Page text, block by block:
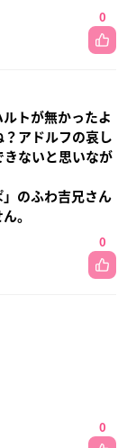
0
ルトが無かったよ
アドルフの哀し
きないと思いなが
のふわ吉兄さん
。
0
0